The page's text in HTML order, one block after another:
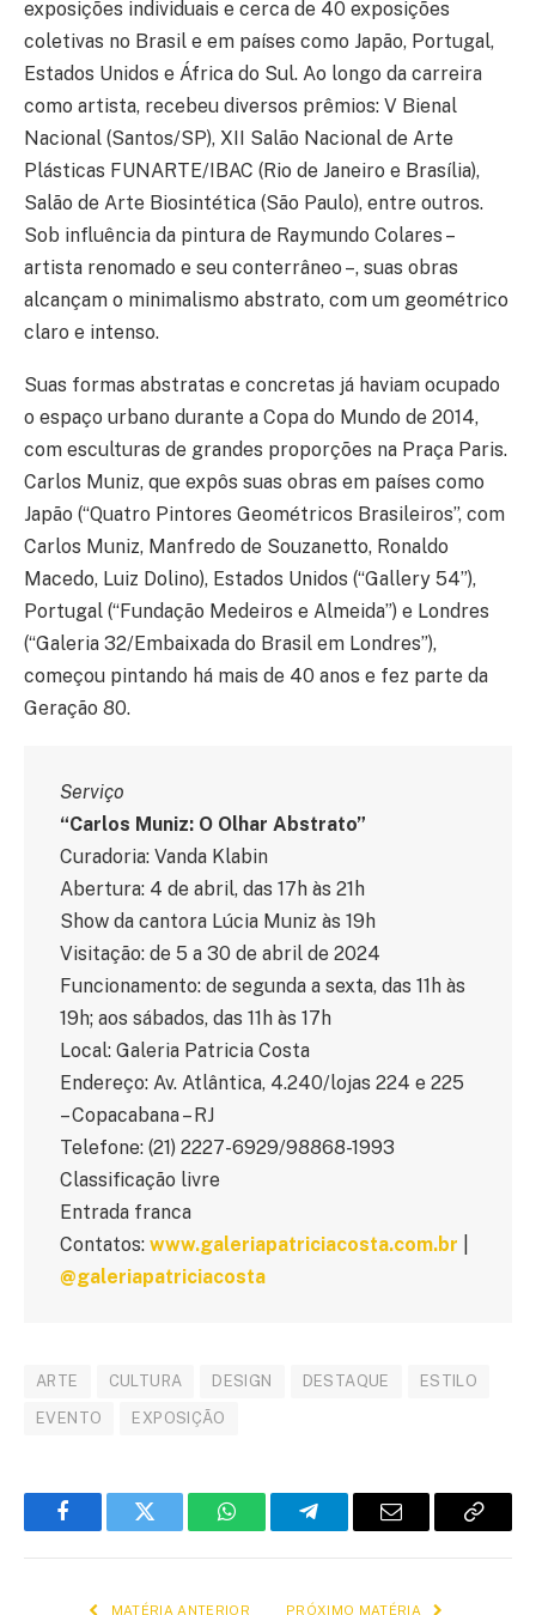
exposições individuais e cerca de 40 exposições
coletivas no Brasil e em países como Japão, Portugal,
Estados Unidos e África do Sul. Ao longo da carreira
como artista, recebeu diversos prêmios: V Bienal
Nacional (Santos/SP), XII Salão Nacional de Arte
Plásticas FUNARTE/IBAC (Rio de Janeiro e Brasília),
Salão de Arte Biosintética (São Paulo), entre outros.
Sob influência da pintura de Raymundo Colares –
artista renomado e seu conterrâneo –, suas obras
alcançam o minimalismo abstrato, com um geométrico
claro e intenso.
Suas formas abstratas e concretas já haviam ocupado
o espaço urbano durante a Copa do Mundo de 2014,
com esculturas de grandes proporções na Praça Paris.
Carlos Muniz, que expôs suas obras em países como
Japão (“Quatro Pintores Geométricos Brasileiros”, com
Carlos Muniz, Manfredo de Souzanetto, Ronaldo
Macedo, Luiz Dolino), Estados Unidos (“Gallery 54”),
Portugal (“Fundação Medeiros e Almeida”) e Londres
(“Galeria 32/Embaixada do Brasil em Londres”),
começou pintando há mais de 40 anos e fez parte da
Geração 80.
Serviço
“Carlos Muniz: O Olhar Abstrato”
Curadoria: Vanda Klabin
Abertura: 4 de abril, das 17h às 21h
Show da cantora Lúcia Muniz às 19h
Visitação: de 5 a 30 de abril de 2024
Funcionamento: de segunda a sexta, das 11h às
19h; aos sábados, das 11h às 17h
Local: Galeria Patricia Costa
Endereço: Av. Atlântica, 4.240/lojas 224 e 225
– Copacabana – RJ
Telefone: (21) 2227-6929/98868-1993
Classificação livre
Entrada franca
Contatos: www.galeriapatriciacosta.com.br
@galeriapatriciacosta
ARTE CULTURA DESIGN DESTAQUE ESTILO
EVENTO EXPOSIÇÃO
FacebookTwitter WhatsAppTelegramE-
Copiar
MATÉRIA ANTERIOR PRÓXIMO MATÉRIA